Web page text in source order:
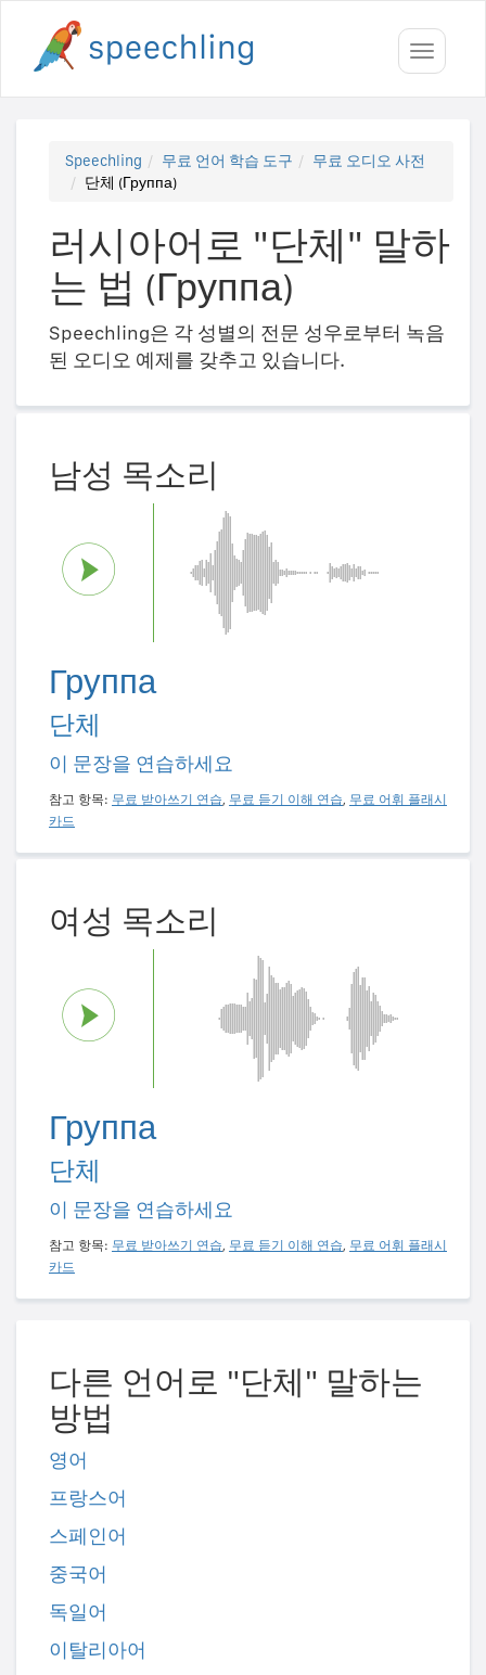
Toggle
Speechling 무료 언어 학습 도구
무료 오디오 사전
단체 (Группа)
러시아어로 "단체" 말하
는 법 (Группа)
Speechling은 각 성별의 전문 성우로부터 녹음
된 오디오 예제를 갖추고 있습니다.
남성 목소리
Группа
단체
이 문장을 연습하세요
참고 항목: 무료 받아쓰기 연습, 무료 듣기 이해 연습, 무료 어휘 플래시
카드
여성 목소리
Группа
단체
이 문장을 연습하세요
참고 항목: 무료 받아쓰기 연습, 무료 듣기 이해 연습, 무료 어휘 플래시
카드
다른 언어로 "단체" 말하는
방법
영어
프랑스어
스페인어
중국어
독일어
이탈리아어